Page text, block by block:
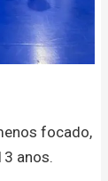
focado,
anos.